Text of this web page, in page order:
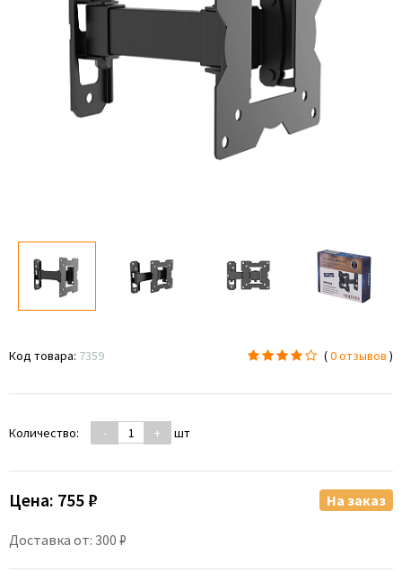
Код товара: 7359 (0 отзывов )
Количество: - + шт
Цена: 755 ₽
Доставка от: 300 ₽
На заказ